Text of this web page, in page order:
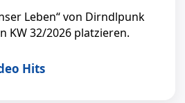
Leben“ von Dirndlpunk
KW 32/2026 platzieren.
Hits